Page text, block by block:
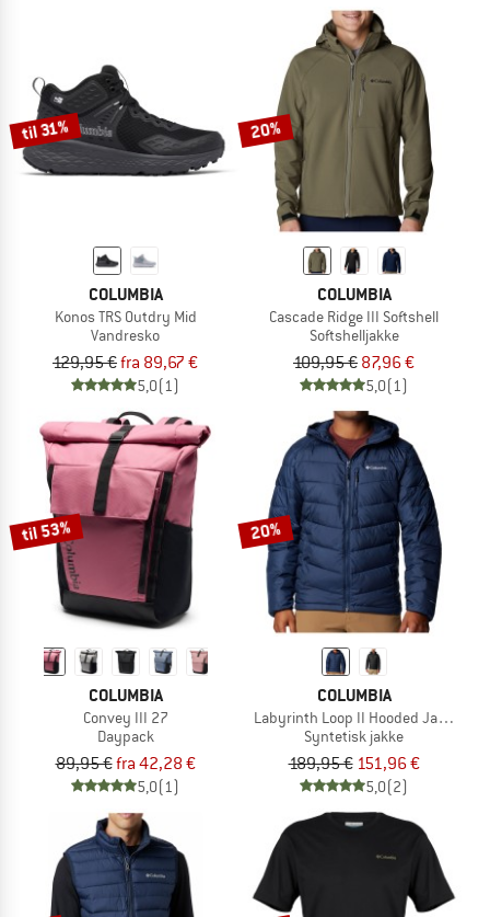
til 31%
COLUMBIA
Konos TRS Outdry Mid
Vandresko
129,95 €fra 89,67 €
5,0(1)
20%
COLUMBIA
Cascade Ridge III Softshell
Softshelljakke
109,95 € 87,96 €
5,0(1)
til 53%
COLUMBIA
Convey III 27
Daypack
89,95 €fra 42,28 €
5,0(1)
20%
COLUMBIA
Labyrinth Loop II Hooded Jacket
Syntetisk jakke
189,95 € 151,96 €
5,0(2)